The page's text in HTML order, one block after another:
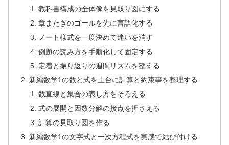
教科書構成の全体像を見取り図にする
章またぎのゴールを先に言語化する
ノート様式を一度決めて迷いを消す
例題の読み方を手順化して固定する
定着と振り返りの週間リズムを整える
新編数学1の数と式を土台に計算と約束事を整理する
数直線と集合の表し方をそろえる
式の展開と因数分解の接点を押さえる
計算の見取り図を作る
新編数学1の文字式と一次方程式を実感で結び付ける